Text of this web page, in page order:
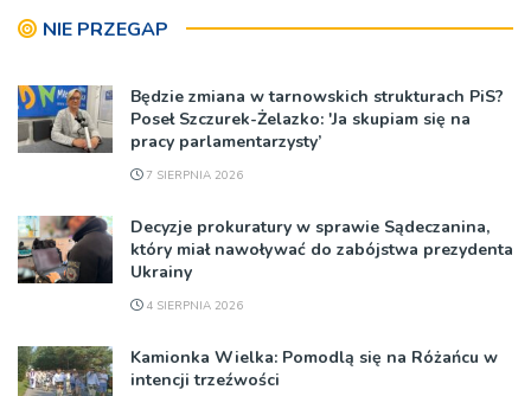
NIE PRZEGAP
Będzie zmiana w tarnowskich strukturach PiS?
Poseł Szczurek-Żelazko: 'Ja skupiam się na
pracy parlamentarzysty’
7 SIERPNIA 2026
Decyzje prokuratury w sprawie Sądeczanina,
który miał nawoływać do zabójstwa prezydenta
Ukrainy
4 SIERPNIA 2026
Kamionka Wielka: Pomodlą się na Różańcu w
intencji trzeźwości